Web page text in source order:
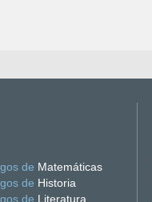
de Matemáticas
de Historia
de Literatura